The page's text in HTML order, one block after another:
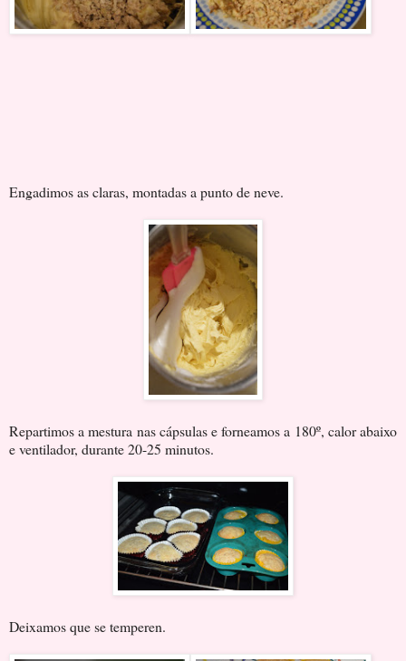
Engadimos as claras, montadas a punto de neve.
Repartimos a mestura nas cápsulas e forneamos a 180º, calor abaixo
e ventilador, durante 20-25 minutos.
Deixamos que se temperen.